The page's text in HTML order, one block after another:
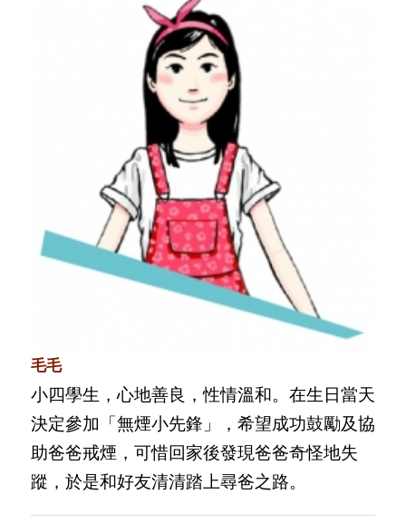
毛毛
小四學生，心地善良，性情溫和。在生日當天
決定參加「無煙小先鋒」，希望成功鼓勵及協
助爸爸戒煙，可惜回家後發現爸爸奇怪地失
蹤，於是和好友清清踏上尋爸之路。